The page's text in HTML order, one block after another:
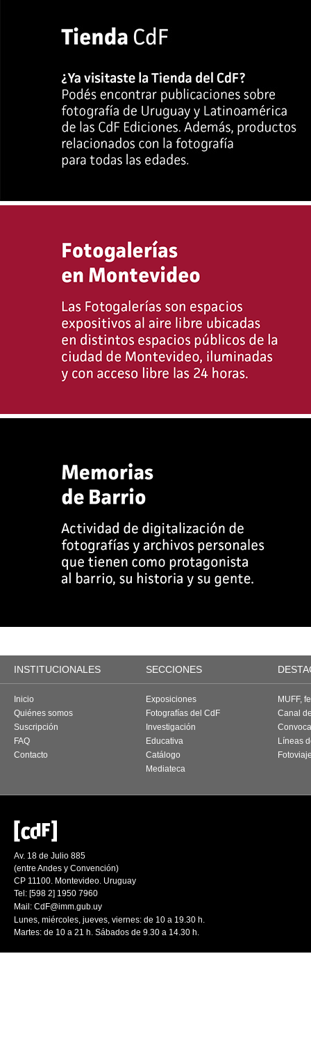
INSTITUCIONALES SECCIONES
Inicio
Quiénes somos
Suscripción
FAQ
Contacto
Exposiciones
Fotografías del CdF
Investigación
Educativa
Catálogo
Mediateca
MUFF,
Canal
Líneas
Av. 18 de Julio 885
(entre Andes y Convención)
CP 11100. Montevideo. Uruguay
Tel: [598 2] 1950 7960
Mail: CdF@imm.gub.uy
Lunes, miércoles, jueves, viernes: de 10 a 19.30 h.
Martes: de 10 a 21 h. Sábados de 9.30 a 14.30 h.